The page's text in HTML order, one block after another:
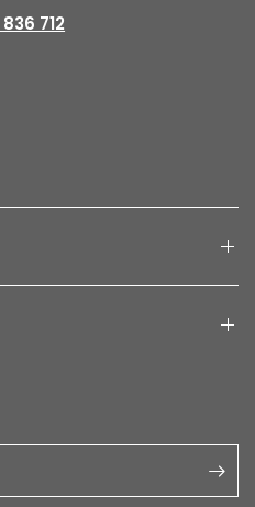
712